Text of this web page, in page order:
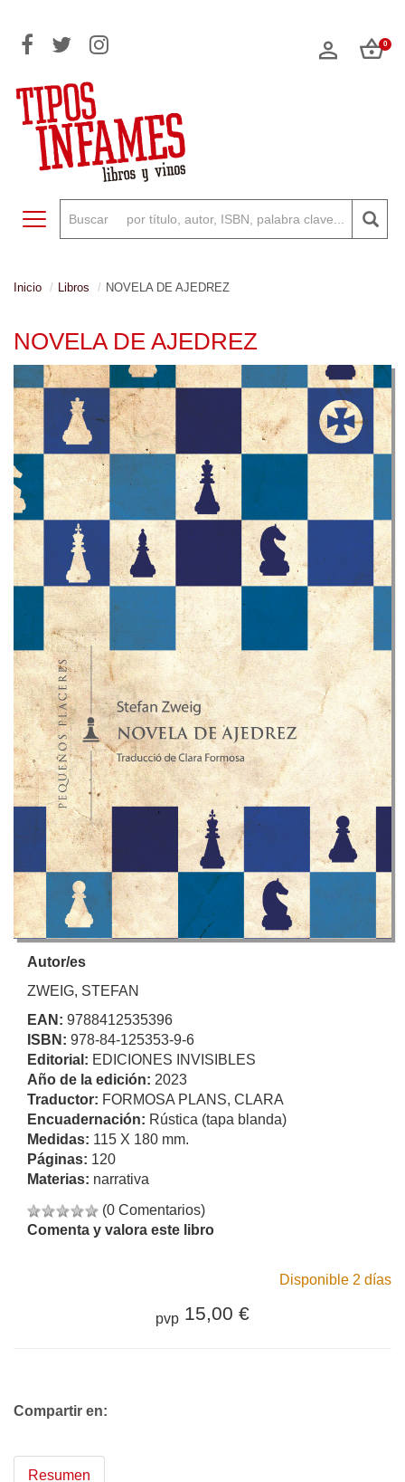
0
Toggle navigation
Inicio Libros NOVELA DE AJEDREZ
NOVELA DE AJEDREZ
Autor/es
ZWEIG, STEFAN
EAN: 9788412535396
ISBN: 978-84-125353-9-6
Editorial: EDICIONES INVISIBLES
Año de la edición: 2023
Traductor: FORMOSA PLANS, CLARA
Encuadernación: Rústica (tapa blanda)
Medidas: 115 X 180 mm.
Páginas: 120
Materias: narrativa
(0 Comentarios)
Comenta y valora este libro
Disponible 2 días
pvp 15,00 €
Compartir en:
Resumen